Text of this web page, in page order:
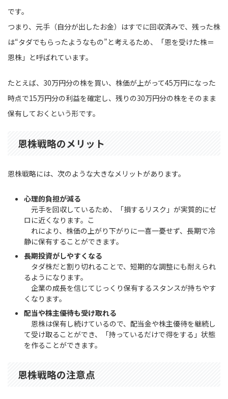
です。
つまり、元手（自分が出したお金）はすでに回収済みで、残った株
は“タダでもらったようなもの”と考えるため、「恩を受けた株＝
恩株」と呼ばれています。
たとえば、30万円分の株を買い、株価が上がって45万円になった
時点で15万円分の利益を確定し、残りの30万円分の株をそのまま
保有しておくという形です。
恩株戦略のメリット
恩株戦略には、次のような大きなメリットがあります。
心理的負担が減る
元手を回収しているため、「損するリスク」が実質的にゼ
ロに近くなります。こ
れにより、株価の上がり下がりに一喜一憂せず、長期で冷
静に保有することができます。
長期投資がしやすくなる
タダ株だと割り切れることで、短期的な調整にも耐えられ
るようになります。
企業の成長を信じてじっくり保有するスタンスが持ちやす
くなります。
配当や株主優待も受け取れる
恩株は保有し続けているので、配当金や株主優待を継続し
て受け取ることができ、「持っているだけで得をする」状態
を作ることができます。
恩株戦略の注意点